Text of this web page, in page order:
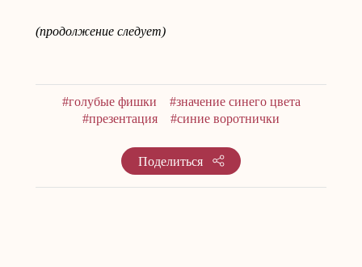
(продолжение следует)
#голубые фишки
#значение синего цвета
#презентация
#синие воротнички
Поделиться